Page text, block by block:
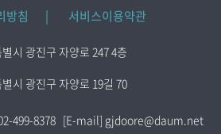
방침 | 서비스이용약관
시 광진구 자양로 247 4층
시 광진구 자양로 19길 70
499-8378 [E-mail] gjdoore@daum.net